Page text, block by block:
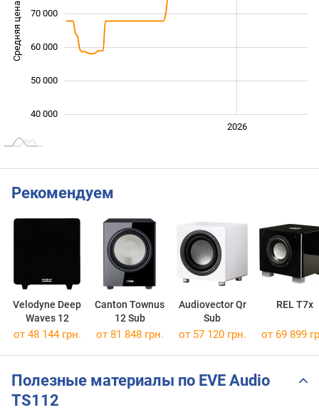
Средняя цена
40 000
50 000
60 000
70 000
2026
Рекомендуем
Velodyne Deep
Waves 12
Canton Townus
12 Sub
Audiovector Qr
Sub
REL T7x
от 48 144 грн. от 81 848 грн. от 57 120 грн. от 69 899
Полезные материалы по EVE Audio
TS112